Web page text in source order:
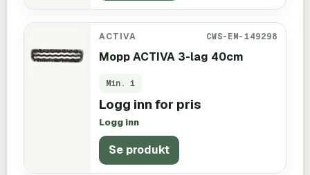
ACTIVA CWS-EM-149298
Mopp ACTIVA 3-lag 40cm
Min. 1
Logg inn for pris
Logg inn
Se produkt